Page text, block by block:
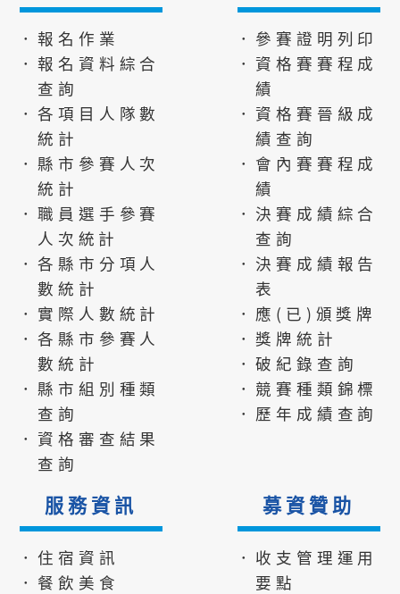
．報名作業
．報名資料綜合
查詢
．各項目人隊數
統計
．縣市參賽人次
統計
．職員選手參賽
人次統計
．各縣市分項人
數統計
．實際人數統計
．各縣市參賽人
數統計
．縣市組別種類
查詢
．資格審查結果
查詢
．參賽證明列印
．資格賽賽程成
績
．資格賽晉級成
績查詢
．會內賽賽程成
績
．決賽成績綜合
查詢
．決賽成績報告
表
．應(已)頒獎牌
．獎牌統計
．破紀錄查詢
．競賽種類錦標
．歷年成績查詢
服務資訊
．住宿資訊
．餐飲美食
募資贊助
．收支管理運用
要點